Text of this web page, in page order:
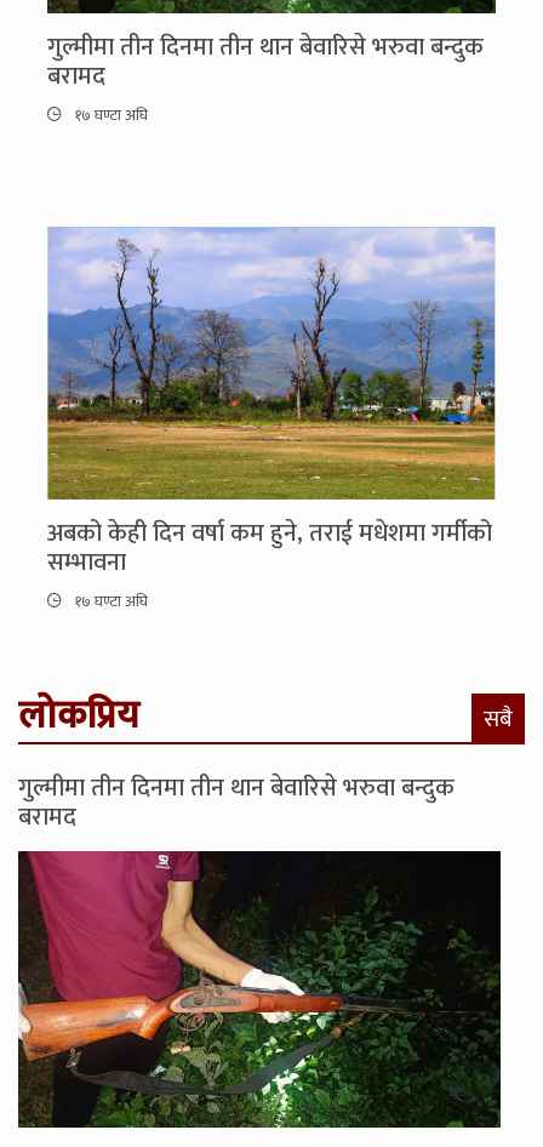
गुल्मीमा तीन दिनमा तीन थान बेवारिसे भरुवा बन्दुक
बरामद
१७ घण्टा अघि
अबको केही दिन वर्षा कम हुने, तराई मधेशमा गर्मीको
सम्भावना
१७ घण्टा अघि
लोकप्रिय सबै
गुल्मीमा तीन दिनमा तीन थान बेवारिसे भरुवा बन्दुक
बरामद